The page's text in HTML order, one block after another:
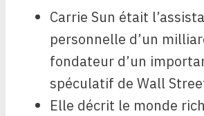
Carrie Sun était
personnelle d’un
fondateur d’un
spéculatif de Wall
Elle décrit le monde